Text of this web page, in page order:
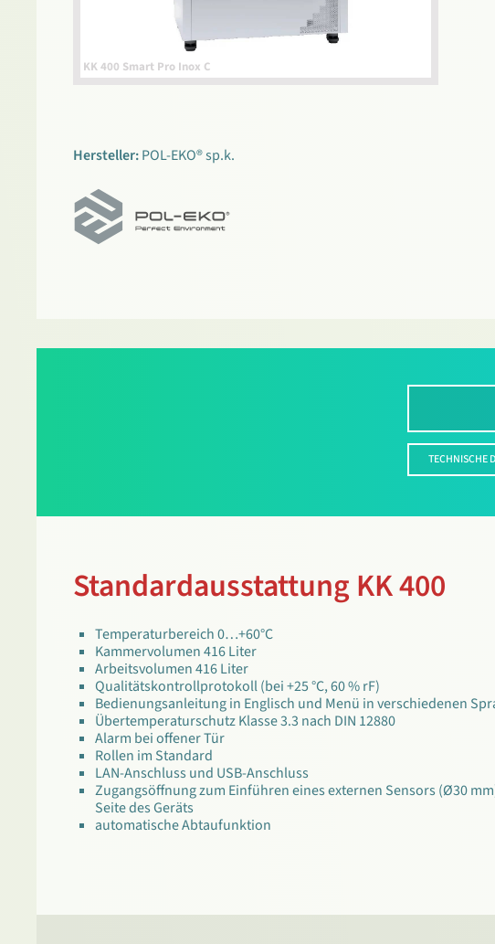
KK 400 Smart Pro Inox C
Hersteller:POL-EKO® sp.k.
TECHNISCHE
Standardausstattung KK 400
Temperaturbereich 0…+60°C
Kammervolumen 416 Liter
Arbeitsvolumen 416 Liter
Qualitätskontrollprotokoll (bei +25 °C, 60 % rF)
Bedienungsanleitung in Englisch und Menü in verschiedenen
Übertemperaturschutz Klasse 3.3 nach DIN 12880
Alarm bei offener Tür
Rollen im Standard
LAN-Anschluss und USB-Anschluss
Zugangsöffnung zum Einführen eines externen Sensors (Ø30
Seite des Geräts
automatische Abtaufunktion